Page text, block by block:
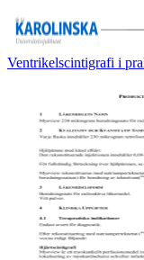
Ventrikelscintigrafi i